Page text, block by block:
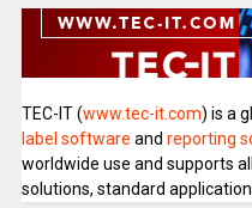
TEC-IT (www.tec-it.com) is a
label software and reporting
worldwide use and supports
solutions, standard